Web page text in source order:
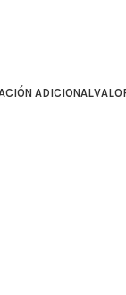
ADICIONAL